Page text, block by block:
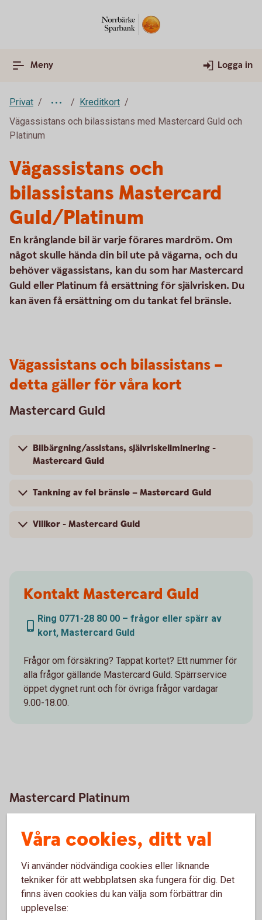
Meny Logga in
Privat
Kreditkort
Vägassistans och bilassistans med Mastercard Guld och
Platinum
Vägassistans och
bilassistans Mastercard
Guld/Platinum
En krånglande bil är varje förares mardröm. Om
något skulle hända din bil ute på vägarna, och du
behöver vägassistans, kan du som har Mastercard
Guld eller Platinum få ersättning för självrisken. Du
kan även få ersättning om du tankat fel bränsle.
Vägassistans och bilassistans –
detta gäller för våra kort
Mastercard Guld
Bilbärgning/assistans, självriskeliminering -
Mastercard Guld
Tankning av fel bränsle – Mastercard Guld
Villkor - Mastercard Guld
Kontakt Mastercard Guld
Ring 0771-28 80 00 – frågor eller spärr av
kort, Mastercard Guld
Frågor om försäkring? Tappat kortet? Ett nummer för
alla frågor gällande Mastercard Guld. Spärrservice
öppet dygnet runt och för övriga frågor vardagar
9.00-18.00.
Mastercard Platinum
Bilbärgning/assistans, självriskeliminering -
Mastercard Platinum
Tankning av fel bränsle – Mastercard Platinum
Villkor - Mastercard Platinum
Våra cookies, ditt val
Vi använder nödvändiga cookies eller liknande
tekniker för att webbplatsen ska fungera för dig. Det
finns även cookies du kan välja som förbättrar din
upplevelse: